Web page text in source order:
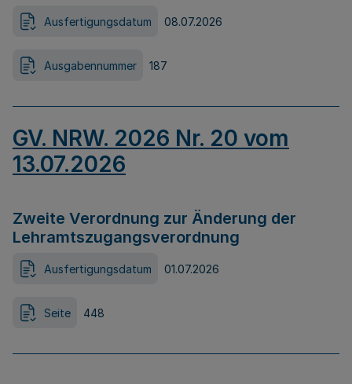
Ausfertigungsdatum 08.07.2026
Ausgabennummer 187
GV. NRW. 2026 Nr. 20 vom
13.07.2026
Zweite Verordnung zur Änderung der
Lehramtszugangsverordnung
Ausfertigungsdatum 01.07.2026
Seite 448